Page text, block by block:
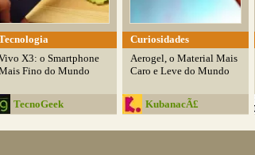
X3: o Smartphone
Fino do Mundo
TecnoGeek
Curiosidades
Aerogel, o Material Mais
Caro e Leve do Mundo
KubanacÃ£